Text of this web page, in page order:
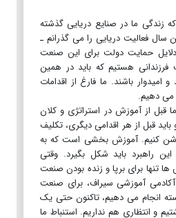
زندگی ما در صنایع دریایی گذشته
فعالیت دریایی را می گذرانم ـ
دلایل حمایت دولت برای این صنعت
هستیم که باید در همین
امیدوار باشند. ما فارغ از اقدامات
می دهیم.
قبل از آموزش در استراتژی و کلان
قبل از هر اقدامی دیگری، تکلیف
کنیم. آموزش بخشی است که به
این راهبرد باید شکل بگیرد. وقتی
ها تنها برای برپا و زنده بودن صنعت
آموزشی سیراف، برای صنعت
انجام می دهیم، تاکنون حتی یک
و انتظاری هم نداریم. استنباط ما